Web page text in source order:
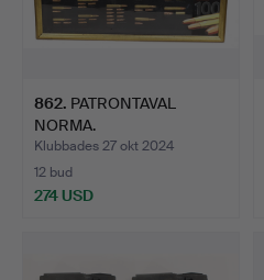
862. PATRONTAVAL
NORMA.
Klubbades 27 okt 2024
12 bud
274 USD